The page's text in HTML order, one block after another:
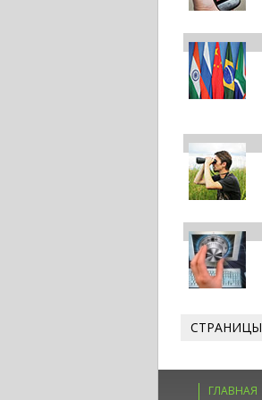
СТРАНИЦЫ
ГЛАВНАЯ